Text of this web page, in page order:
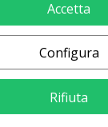
€ 4,27 €
Accetta
Configura
Rifiuta